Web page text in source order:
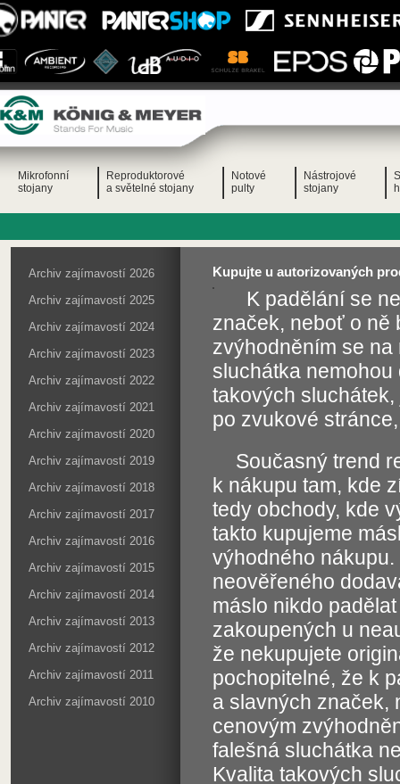
Archiv zajímavostí 2026
Archiv zajímavostí 2025
Archiv zajímavostí 2024
Archiv zajímavostí 2023
Archiv zajímavostí 2022
Archiv zajímavostí 2021
Archiv zajímavostí 2020
Archiv zajímavostí 2019
Archiv zajímavostí 2018
Archiv zajímavostí 2017
Archiv zajímavostí 2016
Archiv zajímavostí 2015
Archiv zajímavostí 2014
Archiv zajímavostí 2013
Archiv zajímavostí 2012
Archiv zajímavostí 2011
Archiv zajímavostí 2010
Kupujte u autorizovaných
K padělání se
značek, neboť o ně
zvýhodněním se
sluchátka
takových
po zvukové
Současný trend
k nákupu tam, kde
tedy obchody, kde
takto kupujeme
výhodného
neověřeného
máslo nikdo
zakoupených u
že nekupujete
pochopitelné, že k
a slavných značek,
cenovým
falešná sluchátka
Kvalita takových
Mikrofonní
stojany
Reproduktorové
a světelné stojany
Notové
pulty
Nástrojové
stojany